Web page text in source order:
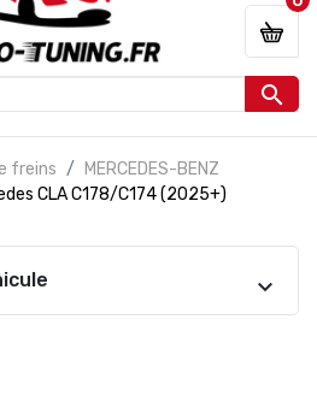

freins
MERCEDES-BENZ
CLA C178/C174 (2025+)